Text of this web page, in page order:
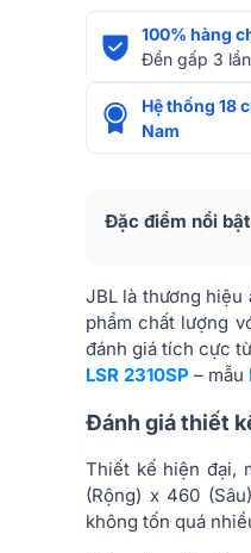
100% hàng
Đền gấp 3
Hệ thống 18
Nam
Đặc điểm nổi bật
JBL là thương hiệu
phẩm chất lượng
đánh giá tích cực
LSR 2310SP – mẫu
Đánh giá thiết
Thiết kế hiện đại,
(Rộng) x 460
không tốn quá